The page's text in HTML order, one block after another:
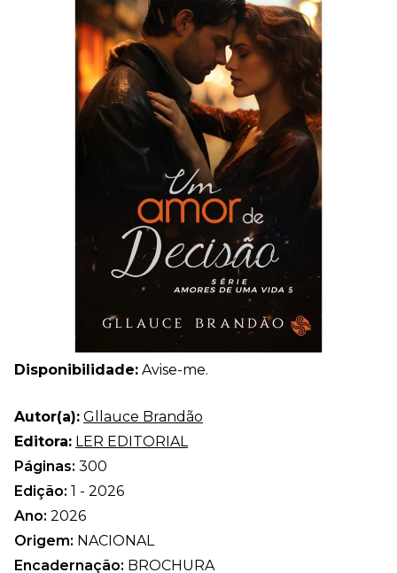
Disponibilidade: Avise-me.
Autor(a): Gllauce Brandão
Editora: LER EDITORIAL
Páginas: 300
Edição: 1 - 2026
Ano: 2026
Origem: NACIONAL
Encadernação: BROCHURA